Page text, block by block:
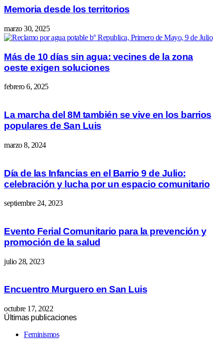
Memoria desde los territorios
marzo 30, 2025
Más de 10 días sin agua: vecines de la zona
oeste exigen soluciones
febrero 6, 2025
La marcha del 8M también se vive en los barrios
populares de San Luis
marzo 8, 2024
Día de las Infancias en el Barrio 9 de Julio:
celebración y lucha por un espacio comunitario
septiembre 24, 2023
Evento Ferial Comunitario para la prevención y
promoción de la salud
julio 28, 2023
Encuentro Murguero en San Luis
octubre 17, 2022
Últimas publicaciones
Feminismos